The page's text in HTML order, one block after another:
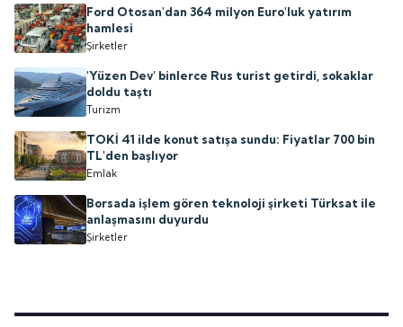
Ford Otosan'dan 364 milyon Euro'luk yatırım
hamlesi
Şirketler
'Yüzen Dev' binlerce Rus turist getirdi, sokaklar
doldu taştı
Turizm
TOKİ 41 ilde konut satışa sundu: Fiyatlar 700 bin
TL'den başlıyor
Emlak
Borsada işlem gören teknoloji şirketi Türksat ile
anlaşmasını duyurdu
Şirketler